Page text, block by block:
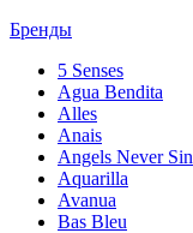
Бренды
5 Senses
Agua Bendita
Alles
Anais
Angels Never Sin
Aquarilla
Avanua
Bas Bleu